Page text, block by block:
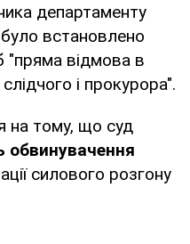
департаменту
встановлено
"пряма відмова в
і прокурора".
на тому, що суд
обвинувачення
силового розгону